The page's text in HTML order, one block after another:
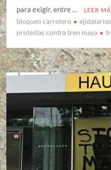
para exigir, entre …
LEER
bloqueo carretero ejidatarios
protestas contra tren maya